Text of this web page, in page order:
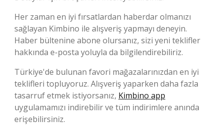
Her zaman en iyi fırsatlardan haberdar olmanızı
sağlayan Kimbino ile alışveriş yapmayı deneyin.
Haber bültenine abone olursanız, sizi yeni teklifler
hakkında e-posta yoluyla da bilgilendirebiliriz.
Türkiye'de bulunan favori mağazalarınızdan en iyi
teklifleri topluyoruz. Alışveriş yaparken daha fazla
tasarruf etmek istiyorsanız, Kimbino app
uygulamamızı indirebilir ve tüm indirimlere anında
erişebilirsiniz.